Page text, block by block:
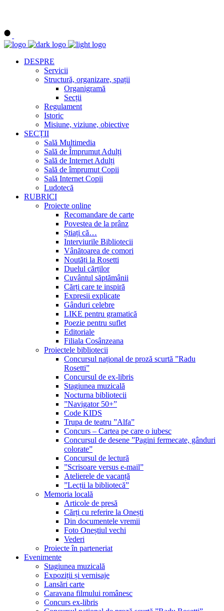
DESPRE
Servicii
Structură, organizare, spații
Organigramă
Secții
Regulament
Istoric
Misiune, viziune, obiective
SECȚII
Sală Multimedia
Sală de Împrumut Adulți
Sală de Internet Adulți
Sală de împrumut Copii
Sală Internet Copii
Ludotecă
RUBRICI
Proiecte online
Recomandare de carte
Povestea de la prânz
Știați că…
Interviurile Bibliotecii
Vânătoarea de comori
Noutăți la Rosetti
Duelul cărților
Cuvântul săptămânii
Cărți care te inspiră
Expresii explicate
Gânduri celebre
LIKE pentru gramatică
Poezie pentru suflet
Editoriale
Filiala Cosânzeana
Proiectele bibliotecii
Concursul național de proză scurtă ”Radu
Rosetti”
Concursul de ex-libris
Stagiunea muzicală
Nocturna bibliotecii
”Navigator 50+”
Code KIDS
Trupa de teatru ”Alfa”
Concurs – Cartea pe care o iubesc
Concursul de desene ”Pagini fermecate, gânduri
colorate”
Concursul de lectură
”Scrisoare versus e-mail”
Atelierele de vacanță
”Lecții la bibliotecă”
Memoria locală
Articole de presă
Cărți cu referire la Onești
Din documentele vremii
Foto Oneștiul vechi
Vederi
Proiecte în parteneriat
Evenimente
Stagiunea muzicală
Expoziții și vernisaje
Lansări carte
Caravana filmului românesc
Concurs ex-libris